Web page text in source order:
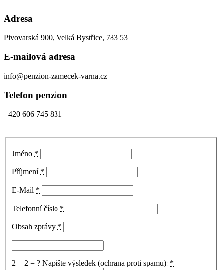
Adresa
Pivovarská 900, Velká Bystřice, 783 53
E-mailová adresa
info@penzion-zamecek-varna.cz
Telefon penzion
+420 606 745 831
Jméno *
Příjmení *
E-Mail *
Telefonní číslo *
Obsah zprávy *
2 + 2 = ? Napište výsledek (ochrana proti spamu): *